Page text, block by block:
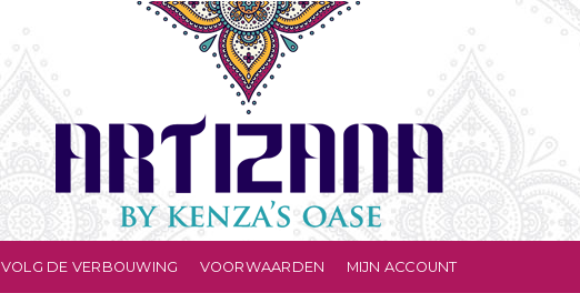
VOLG DE VERBOUWING VOORWAARDEN MIJN ACCOUNT